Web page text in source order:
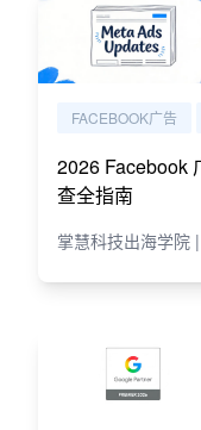
FACEBOOK广告
2026 Facebook
查全指南
掌慧科技出海学院